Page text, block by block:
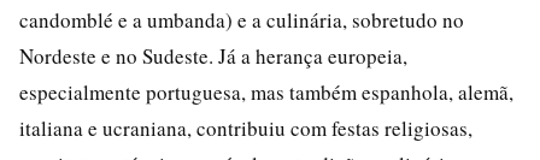
candomblé e a umbanda) e a culinária, sobretudo no
Nordeste e no Sudeste. Já a herança europeia,
especialmente portuguesa, mas também espanhola, alemã,
italiana e ucraniana, contribuiu com festas religiosas,